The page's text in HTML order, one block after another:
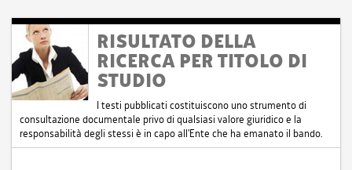
RISULTATO DELLA
RICERCA PER TITOLO DI
STUDIO
I testi pubblicati costituiscono uno strumento di
consultazione documentale privo di qualsiasi valore giuridico e la
responsabilità degli stessi è in capo all'Ente che ha emanato il bando.